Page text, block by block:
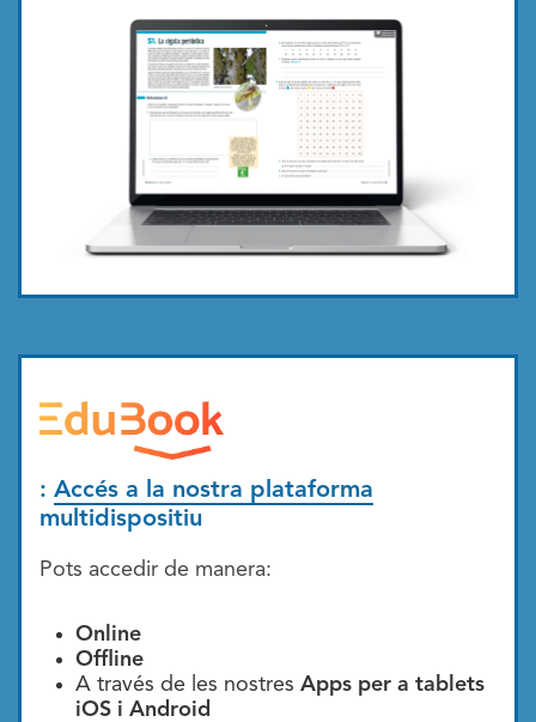
: Accés a la nostra plataforma
multidispositiu
Pots accedir de manera:
Online
Offline
A través de les nostres Apps per a tablets
iOS i Android